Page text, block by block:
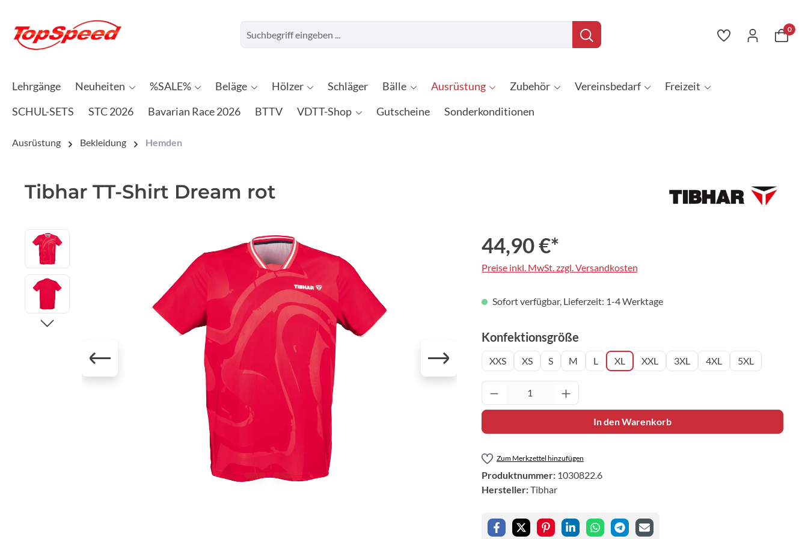
0
Lehrgänge Neuheiten %SALE% Beläge Hölzer Schläger Bälle Ausrüstung Zubehör Vereinsbedarf
Freizeit
SCHUL-SETS
STC 2026 Bavarian Race 2026 BTTV VDTT-Shop Gutscheine Sonderkonditionen
Ausrüstung Bekleidung Hemden
Tibhar TT-Shirt Dream rot
Bildergalerie überspringen 44,90 €*
Preise inkl. MwSt. zzgl. Versandkosten
Sofort verfügbar, Lieferzeit: 1-4 Werktage
Konfektionsgrößeauswählen
XXS XS S M L XL XXL 3XL 4XL 5XL
Produkt Anzahl: Gib den gewünschten Wert ein
In den Warenkorb
Zum Merkzettel hinzufügen
Produktnummer: 1030822.6
Hersteller:Tibhar